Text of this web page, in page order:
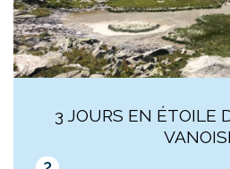
3 JOURS EN ÉTOILE